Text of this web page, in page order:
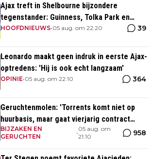
Ajax treft in Shelbourne bijzondere
tegenstander: Guinness, Tolka Park en
bijzonder lage marktwaarde
HOOFDNIEUWS•05 aug. om 22:20 39
Leonardo maakt geen indruk in eerste Ajax-
optredens: 'Hij is ook echt langzaam'
OPINIE•05 aug. om 22:10 364
Geruchtenmolen: 'Torrents komt niet op
huurbasis, maar gaat vierjarig contract
tekenen bij Ajax'
BIJZAKEN EN
GERUCHTEN
•
05 aug. om
21:10
958